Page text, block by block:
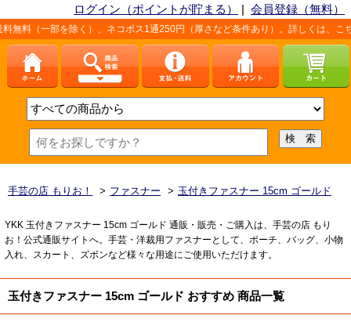
ログイン（ポイントが貯まる） | 会員登録（無料）
）、ネコポス1通250円（厚さなど条件あり）。詳しくは、こちら「お支払方法
手芸の店 もりお！ > ファスナー > 玉付きファスナー 15cm ゴールド
YKK 玉付きファスナー 15cm ゴールド 通販・販売・ご購入は、手芸の店 もり
お！公式通販サイトへ。手芸・洋裁用ファスナーとして、ポーチ、バッグ、小物
入れ、スカート、ズボンなど様々な用途にご使用いただけます。
玉付きファスナー 15cm ゴールド おすすめ 商品一覧